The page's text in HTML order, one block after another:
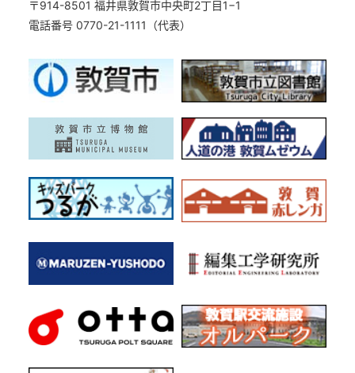
〒914-8501 福井県敦賀市中央町2丁目1−1
電話番号 0770-21-1111（代表）